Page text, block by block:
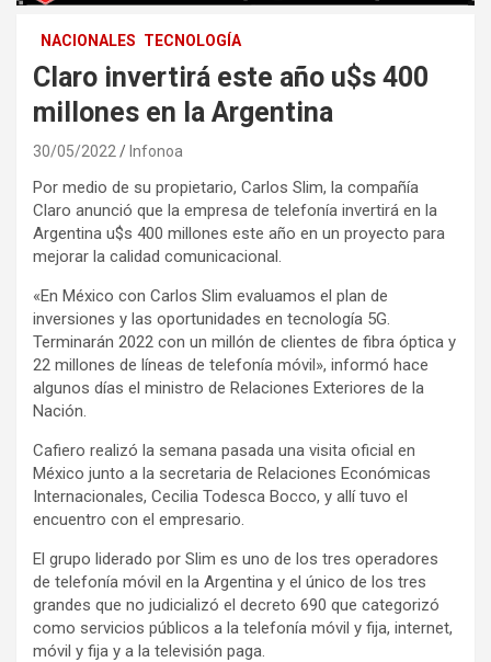
NACIONALES TECNOLOGÍA
Claro invertirá este año u$s 400
millones en la Argentina
30/05/2022 Infonoa
Por medio de su propietario, Carlos Slim, la compañía
Claro anunció que la empresa de telefonía invertirá en la
Argentina u$s 400 millones este año en un proyecto para
mejorar la calidad comunicacional.
«En México con Carlos Slim evaluamos el plan de
inversiones y las oportunidades en tecnología 5G.
Terminarán 2022 con un millón de clientes de fibra óptica y
22 millones de líneas de telefonía móvil», informó hace
algunos días el ministro de Relaciones Exteriores de la
Nación.
Cafiero realizó la semana pasada una visita oficial en
México junto a la secretaria de Relaciones Económicas
Internacionales, Cecilia Todesca Bocco, y allí tuvo el
encuentro con el empresario.
El grupo liderado por Slim es uno de los tres operadores
de telefonía móvil en la Argentina y el único de los tres
grandes que no judicializó el decreto 690 que categorizó
como servicios públicos a la telefonía móvil y fija, internet,
móvil y fija y a la televisión paga.